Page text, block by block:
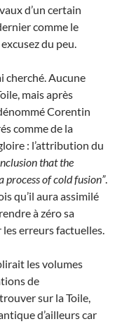
d’un certain
comme le
du peu.
cherché. Aucune
mais après
Corentin
comme de la
: l’attribution du
that the
process of cold fusion”.
qu’il aura assimilé
à zéro sa
erreurs factuelles.
les volumes
de
sur la Toile,
d’ailleurs car